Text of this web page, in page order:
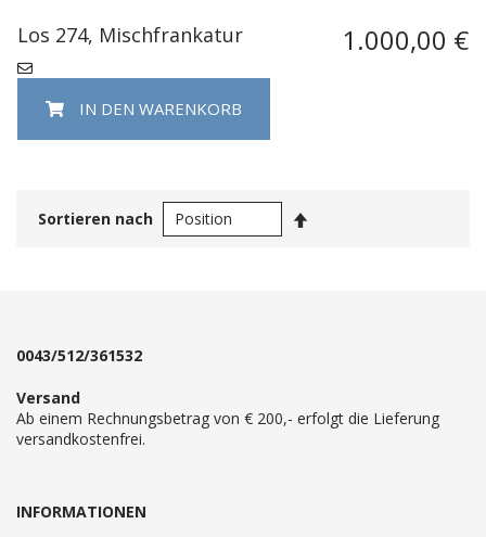
Los 274, Mischfrankatur 1.000,00 €
IN DEN WARENKORB
Sortieren nach
0043/512/361532
Versand
Ab einem Rechnungsbetrag von € 200,- erfolgt die Lieferung
versandkostenfrei.
INFORMATIONEN